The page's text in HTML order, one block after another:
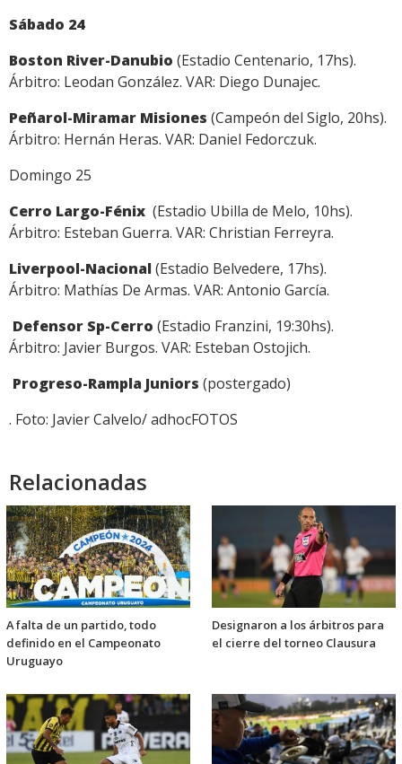
Sábado 24
Boston River-Danubio (Estadio Centenario, 17hs).
Árbitro: Leodan González. VAR: Diego Dunajec.
Peñarol-Miramar Misiones (Campeón del Siglo, 20hs).
Árbitro: Hernán Heras. VAR: Daniel Fedorczuk.
Domingo 25
Cerro Largo-Fénix (Estadio Ubilla de Melo, 10hs).
Árbitro: Esteban Guerra. VAR: Christian Ferreyra.
Liverpool-Nacional (Estadio Belvedere, 17hs).
Árbitro: Mathías De Armas. VAR: Antonio García.
Defensor Sp-Cerro (Estadio Franzini, 19:30hs).
Árbitro: Javier Burgos. VAR: Esteban Ostojich.
Progreso-Rampla Juniors (postergado)
. Foto: Javier Calvelo/ adhocFOTOS
Relacionadas
A falta de un partido, todo
definido en el Campeonato
Uruguayo
Designaron a los árbitros para
el cierre del torneo Clausura